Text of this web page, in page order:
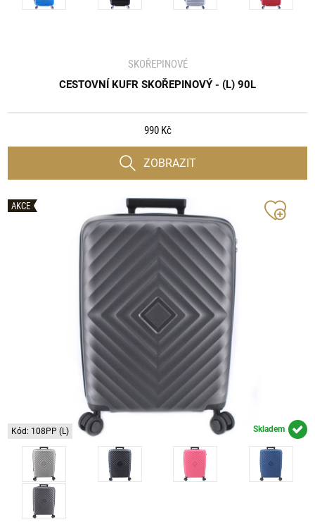
SKOŘEPINOVÉ
CESTOVNÍ KUFR SKOŘEPINOVÝ - (L) 90L
990 Kč
ZOBRAZIT
AKCE
Kód: 108PP (L) Skladem